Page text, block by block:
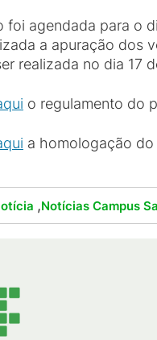
foi agendada para o
a apuração dos
realizada no dia 17
o regulamento do
a homologação
,Notícias Campus